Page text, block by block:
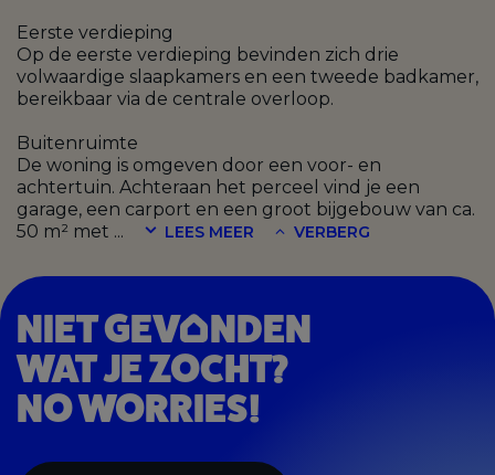
Eerste verdieping
Op de eerste verdieping bevinden zich drie
volwaardige slaapkamers en een tweede badkamer,
bereikbaar via de centrale overloop.
Buitenruimte
De woning is omgeven door een voor- en
achtertuin. Achteraan het perceel vind je een
garage, een carport en een groot bijgebouw van ca.
50 m² met ... LEES MEER VERBERG
NIET GEV
NDEN
WAT JE ZOCHT?
NO WORRIES!